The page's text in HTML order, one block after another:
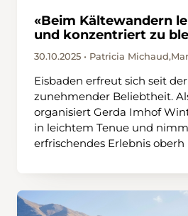
«Beim Kältewandern
und konzentriert zu
30.10.2025 • Patricia
Eisbaden erfreut sich seit
zunehmender Beliebtheit.
organisiert Gerda Imhof
in leichtem Tenue und
erfrischendes Erlebnis oberh